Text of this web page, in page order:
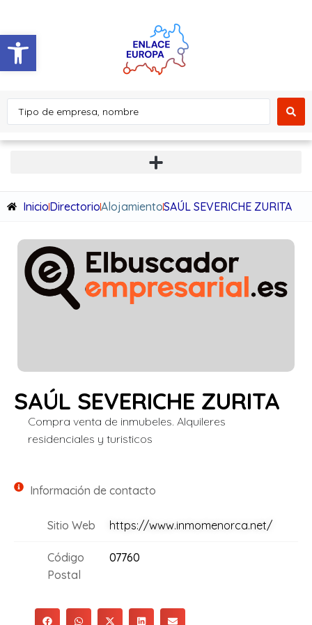
Abrir barra de herramientas
InicioDirectorioAlojamientoSAÚL SEVERICHE ZURITA
SAÚL SEVERICHE ZURITA
Compra venta de inmubeles. Alquileres
residenciales y turisticos
Información de contacto
Sitio Web https://www.inmomenorca.net/
Código
Postal
07760